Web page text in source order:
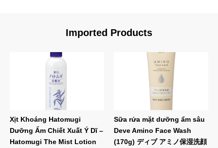
Imported Products
Xịt Khoáng Hatomugi
Dưỡng Ẩm Chiết Xuất Ý Dĩ –
Hatomugi The Mist Lotion
Sữa rửa mặt dưỡng ẩm sâu
Deve Amino Face Wash
(170g) ディブ アミノ保湿洗顔